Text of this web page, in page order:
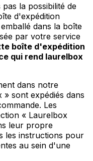
la possibilité de
d'expédition
dans la boîte
par votre service
boîte d'expédition
qui rend laurelbox
dans notre
sont expédiés dans
Les
« Laurelbox
leur propre
les instructions pour
au sein d'une